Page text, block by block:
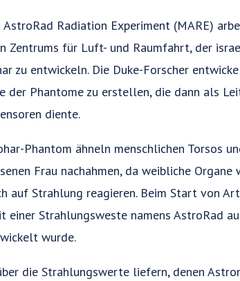
Radiation Experiment (MARE)
Zentrums für Luft- und Raumfahrt, der
zu entwickeln. Die Duke-Forscher
der Phantome zu erstellen, die dann als
diente.
Phantom ähneln menschlichen Torsos
Frau nachahmen, da weibliche
auf Strahlung reagieren. Beim Start von
einer Strahlungsweste namens AstroRad
wurde.
die Strahlungswerte liefern, denen